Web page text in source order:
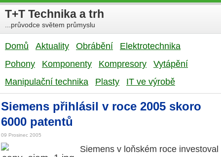
T+T Technika a trh
...průvodce světem průmyslu
Domů Aktuality Obrábění
Elektrotechnika
Pohony
Komponenty Kompresory
Vytápění
Manipulační technika
Plasty IT ve výrobě
Siemens přihlásil v roce 2005 skoro
6000 patentů
09 Prosinec 2005
Siemens v loňském roce investoval